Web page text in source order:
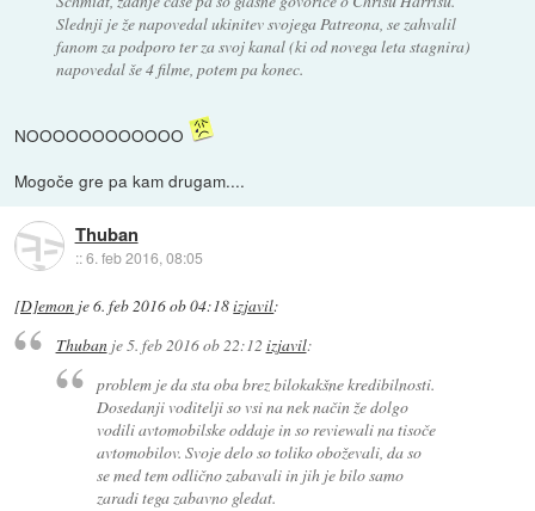
Slednji je že napovedal ukinitev svojega Patreona, se zahvalil
fanom za podporo ter za svoj kanal (ki od novega leta stagnira)
napovedal še 4 filme, potem pa konec.
NOOOOOOOOOOOO
Mogoče gre pa kam drugam....
Thuban
::6. feb 2016, 08:05
[D]emon je6. feb 2016 ob 04:18izjavil:
Thubanje5. feb 2016 ob 22:12 izjavil:
problem je da sta oba brez bilokakšne kredibilnosti.
Dosedanji voditelji so vsi na nek način že dolgo
vodili avtomobilske oddaje in so reviewali na tisoče
avtomobilov. Svoje delo so toliko oboževali, da so
se med tem odlično zabavali in jih je bilo samo
zaradi tega zabavno gledat.